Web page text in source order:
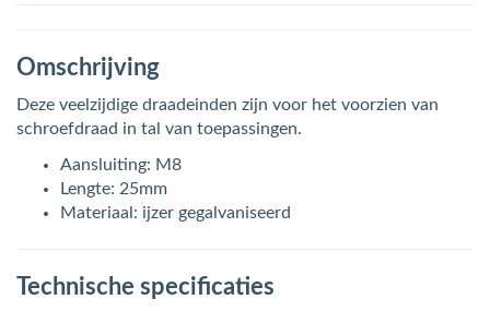
Omschrijving
Deze veelzijdige draadeinden zijn voor het voorzien van
schroefdraad in tal van toepassingen.
Aansluiting: M8
Lengte: 25mm
Materiaal: ijzer gegalvaniseerd
Technische specificaties